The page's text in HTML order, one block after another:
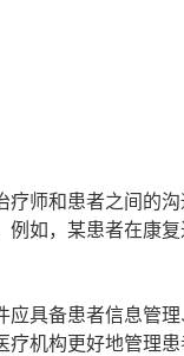
师和患者之间的
例如，某患者在康
应具备患者信息管
疗机构更好地管理